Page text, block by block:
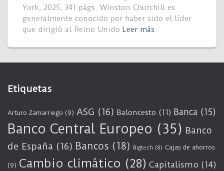
York, 2025, 341 págs. Winston Churchill es
generalmente conocido por haber sido el líder
que dirigió al Reino Unido Leer más
Etiquetas
Arturo Zamarriego (9) ASG (16) Baloncesto (11) Banca (15)
Banco Central Europeo (35) Banco
de España (16) Bancos (18) Bigtech (8) Cajas de ahorros
(9) Cambio climático (28) Capitalismo (14)